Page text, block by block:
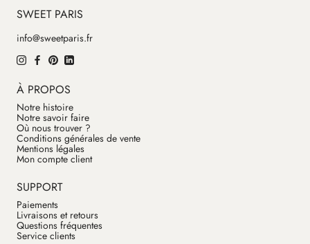
SWEET PARIS
info@sweetparis.fr
À PROPOS
Notre histoire
Notre savoir faire
Où nous trouver ?
Conditions générales de vente
Mentions légales
Mon compte client
SUPPORT
Paiements
Livraisons et retours
Questions fréquentes
Service clients